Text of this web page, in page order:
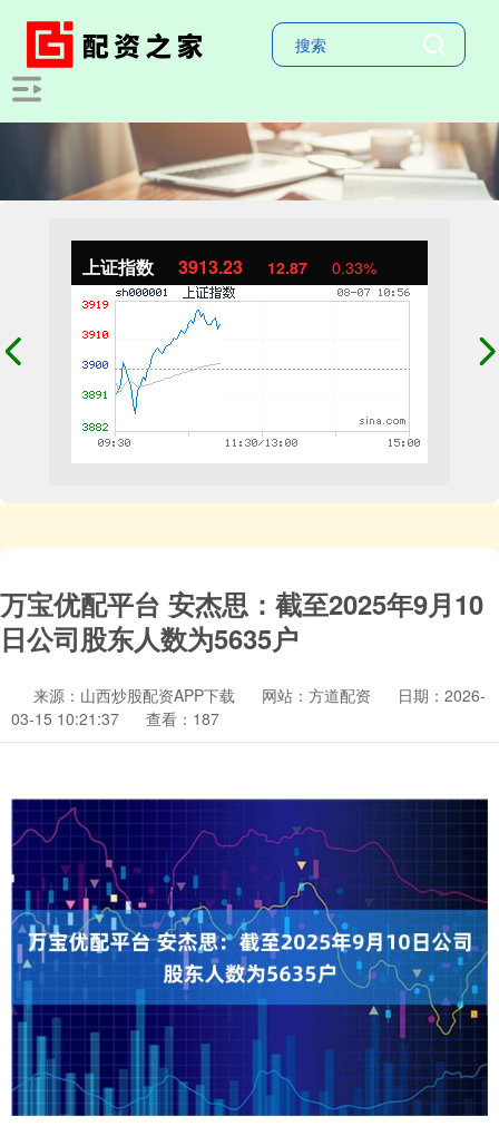
上证指数 3913.23 12.87 0.33%
万宝优配平台 安杰思：截至2025年9月10
日公司股东人数为5635户
来源：山西炒股配资APP下载 网站：方道配资
日期：2026-
03-15 10:21:37
查看：187